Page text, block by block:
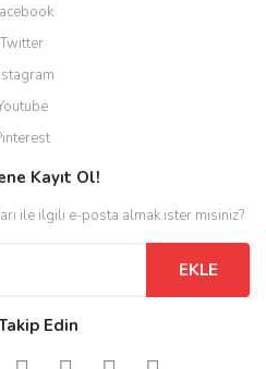
Twitter
Kayıt Ol!
ile ilgili e-posta almak ister misiniz?
EKLE
Edin